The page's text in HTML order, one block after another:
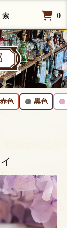
0
赤色 黒色